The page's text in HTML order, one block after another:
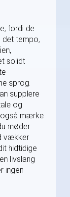
fordi de
det tempo,
solidt
sprog.
supplere
og
mærke
møder
vækker
hidtidige
livslang
ingen